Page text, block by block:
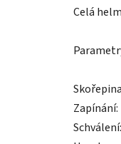
Celá